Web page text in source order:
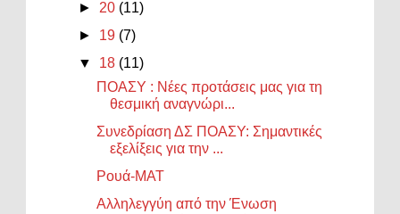
► 20 (11)
► 19 (7)
▼ 18 (11)
ΠΟΑΣΥ : Νέες προτάσεις μας για τη
θεσμική αναγνώρι...
Συνεδρίαση ΔΣ ΠΟΑΣΥ: Σημαντικές
εξελίξεις για την ...
Ρουά-ΜΑΤ
Αλληλεγγύη από την Ένωση